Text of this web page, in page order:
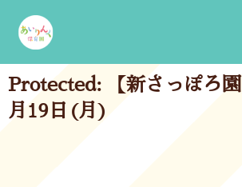
content
Protected: 【新さっぽろ
月19日(月)